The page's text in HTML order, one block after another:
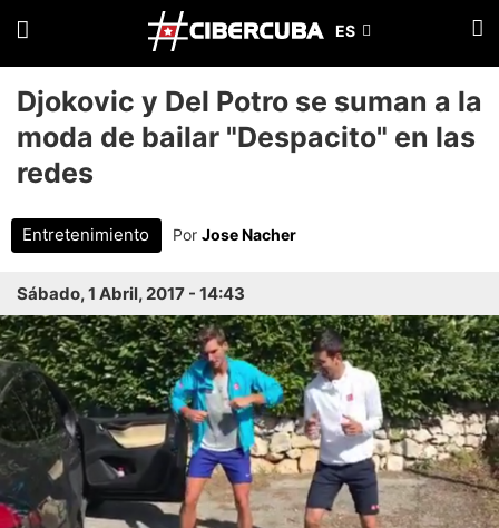
Djokovic y Del Potro se suman a la
moda de bailar "Despacito" en las
redes
Entretenimiento Por Jose Nacher
Sábado, 1 Abril, 2017 - 14:43